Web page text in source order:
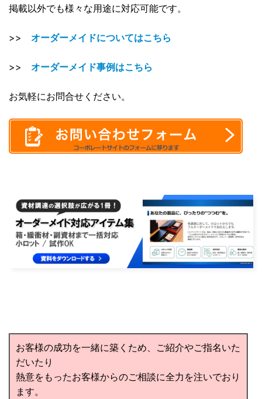
掲載以外でも様々な用途に対応可能です。
>> オーダーメイドについてはこちら
>> オーダーメイド事例はこちら
お気軽にお問合せください。
お客様の成功を一緒に築くため、ご紹介やご指名いた
だいたり
熱意をもったお客様からのご相談に全力を注いでおり
ます。